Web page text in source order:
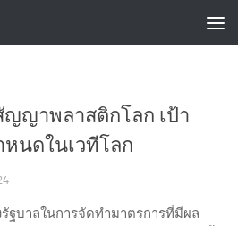
ญาพลาสติกโลก เป้า
นดในเวทีโลก
ฐบาลในการจัดทํามาตรการที่มีผล